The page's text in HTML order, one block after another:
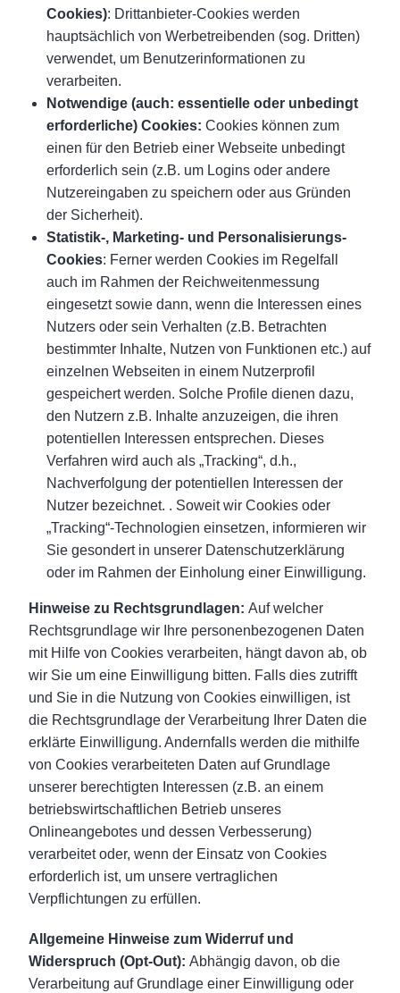
Cookies): Drittanbieter-Cookies werden
hauptsächlich von Werbetreibenden (sog. Dritten)
verwendet, um Benutzerinformationen zu
verarbeiten.
Notwendige (auch: essentielle oder unbedingt
erforderliche) Cookies: Cookies können zum
einen für den Betrieb einer Webseite unbedingt
erforderlich sein (z.B. um Logins oder andere
Nutzereingaben zu speichern oder aus Gründen
der Sicherheit).
Statistik-, Marketing- und Personalisierungs-
Cookies: Ferner werden Cookies im Regelfall
auch im Rahmen der Reichweitenmessung
eingesetzt sowie dann, wenn die Interessen eines
Nutzers oder sein Verhalten (z.B. Betrachten
bestimmter Inhalte, Nutzen von Funktionen etc.) auf
einzelnen Webseiten in einem Nutzerprofil
gespeichert werden. Solche Profile dienen dazu,
den Nutzern z.B. Inhalte anzuzeigen, die ihren
potentiellen Interessen entsprechen. Dieses
Verfahren wird auch als „Tracking“, d.h.,
Nachverfolgung der potentiellen Interessen der
Nutzer bezeichnet. . Soweit wir Cookies oder
„Tracking“-Technologien einsetzen, informieren wir
Sie gesondert in unserer Datenschutzerklärung
oder im Rahmen der Einholung einer Einwilligung.
Hinweise zu Rechtsgrundlagen:Auf welcher
Rechtsgrundlage wir Ihre personenbezogenen Daten
mit Hilfe von Cookies verarbeiten, hängt davon ab, ob
wir Sie um eine Einwilligung bitten. Falls dies zutrifft
und Sie in die Nutzung von Cookies einwilligen, ist
die Rechtsgrundlage der Verarbeitung Ihrer Daten die
erklärte Einwilligung. Andernfalls werden die mithilfe
von Cookies verarbeiteten Daten auf Grundlage
unserer berechtigten Interessen (z.B. an einem
betriebswirtschaftlichen Betrieb unseres
Onlineangebotes und dessen Verbesserung)
verarbeitet oder, wenn der Einsatz von Cookies
erforderlich ist, um unsere vertraglichen
Verpflichtungen zu erfüllen.
Allgemeine Hinweise zum Widerruf und
Widerspruch (Opt-Out):Abhängig davon, ob die
Verarbeitung auf Grundlage einer Einwilligung oder